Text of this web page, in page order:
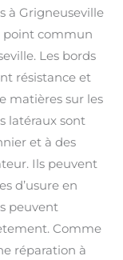
à Grigneuseville
point commun
Les bords
résistance et
matières sur les
latéraux sont
et à des
Ils peuvent
d’usure en
peuvent
Comme
réparation à